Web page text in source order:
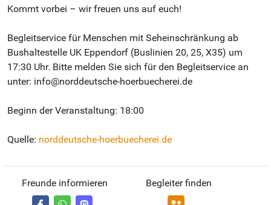
Kommt vorbei – wir freuen uns auf euch!
Begleitservice für Menschen mit Seheinschränkung ab
Bushaltestelle UK Eppendorf (Buslinien 20, 25, X35) um
17:30 Uhr. Bitte melden Sie sich für den Begleitservice an
unter: info@norddeutsche-hoerbuecherei.de
Beginn der Veranstaltung: 18:00
Quelle: norddeutsche-hoerbuecherei.de
Freunde informieren Begleiter finden